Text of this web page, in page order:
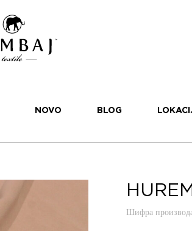
NOVO BLOG
Шифра